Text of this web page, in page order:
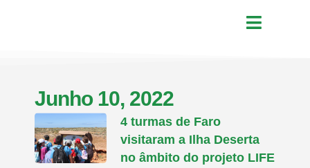
Junho 10, 2022
4 turmas de Faro
visitaram a Ilha Deserta
no âmbito do projeto LIFE